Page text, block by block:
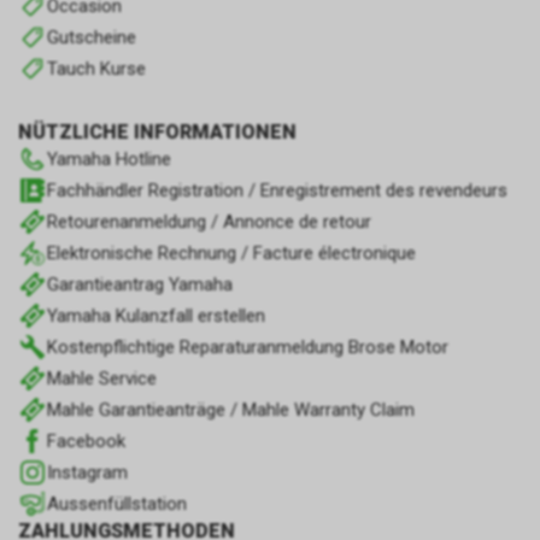
Occasion
Gutscheine
Tauch Kurse
NÜTZLICHE INFORMATIONEN
Yamaha Hotline
Fachhändler Registration / Enregistrement des revendeurs
Retourenanmeldung / Annonce de retour
Elektronische Rechnung / Facture électronique
Garantieantrag Yamaha
Yamaha Kulanzfall erstellen
Kostenpflichtige Reparaturanmeldung Brose Motor
Mahle Service
Mahle Garantieanträge / Mahle Warranty Claim
Facebook
Instagram
Aussenfüllstation
ZAHLUNGSMETHODEN